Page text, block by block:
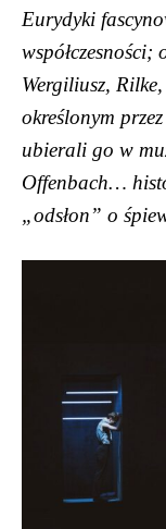
Eurydyki
Wergiliusz,
określonym
ubierali go w
Offenbach…
„odsłon” o